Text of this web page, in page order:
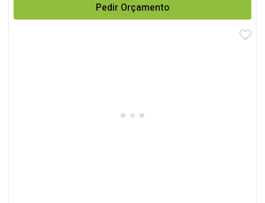
Pedir Orçamento